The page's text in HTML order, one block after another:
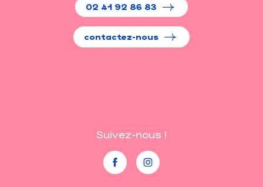
02 41 92 86 83
contactez-nous
Suivez-nous !